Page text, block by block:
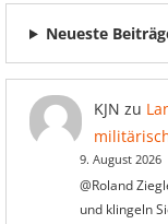
Neueste
KJN zu
9. August 2026
@Roland
und klingeln